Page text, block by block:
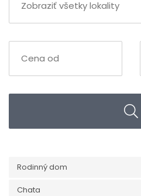
Rodinný dom
Chata